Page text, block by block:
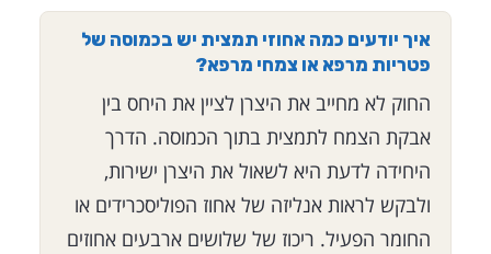
איך יודעים כמה אחוזי תמצית יש בכמוסה של
פטריות מרפא או צמחי מרפא?
החוק לא מחייב את היצרן לציין את היחס בין
אבקת הצמח לתמצית בתוך הכמוסה. הדרך
היחידה לדעת היא לשאול את היצרן ישירות,
ולבקש לראות אנליזה של אחוז הפוליסכרידים או
החומר הפעיל. ריכוז של שלושים ארבעים אחוזים